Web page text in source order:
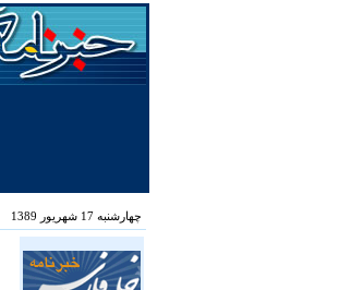
چهارشنبه 17 شهریور 1389